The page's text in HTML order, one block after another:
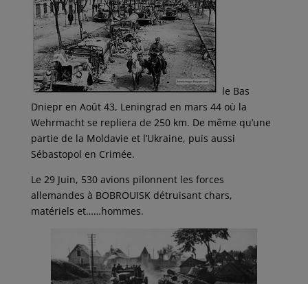
le Bas
Dniepr en Août 43, Leningrad en mars 44 où la
Wehrmacht se repliera de 250 km. De même qu’une
partie de la Moldavie et l’Ukraine, puis aussi
Sébastopol en Crimée.
Le 29 Juin, 530 avions pilonnent les forces
allemandes à BOBROUISK détruisant chars,
matériels et……hommes.